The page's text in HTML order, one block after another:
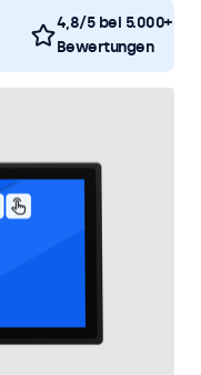
4,8/5 bei 5.000+
Bewertungen